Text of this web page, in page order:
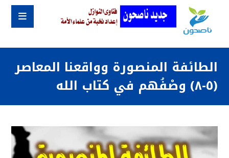
الطائفة المنصورة وواقعنا المعاصر
(٥-٨) وصْفُهم في كتاب الله